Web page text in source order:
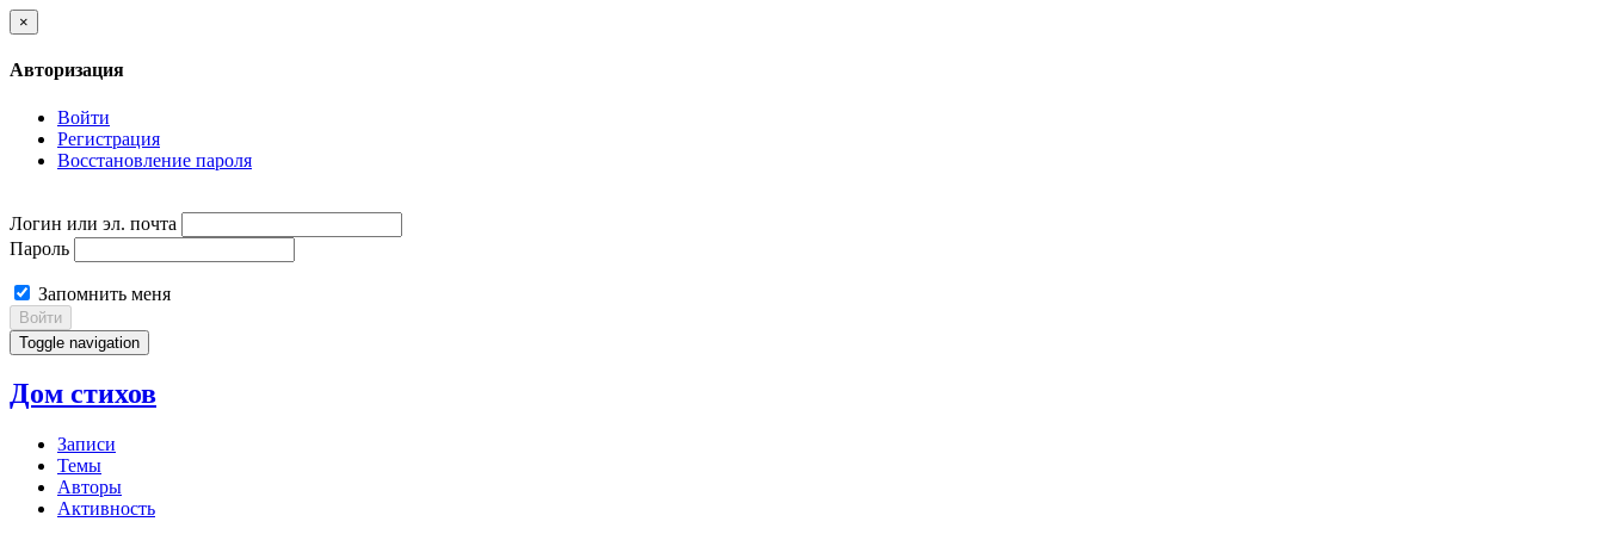
×
Авторизация
Войти
Регистрация
Восстановление пароля
Логин или эл. почта
Пароль
Запомнить меня
Войти
Toggle navigation
Дом стихов
Записи
Темы
Авторы
Активность